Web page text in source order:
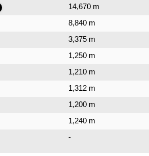
14,670 m
8,840 m
3,375 m
1,250 m
1,210 m
1,312 m
1,200 m
1,240 m
-